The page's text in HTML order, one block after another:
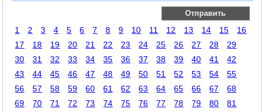
1 2 3 4 5 6 7 8 9 10 11 12 13 14 15
16
17
18 19 20 21 22 23 24 25 26 27 28
29
30
31 32 33 34 35 36 37 38 39 40 41
42
43
44 45 46 47 48 49 50 51 52 53 54
55
56
57 58 59 60 61 62 63 64 65 66 67
68
69
70 71 72 73 74 75 76 77 78 79 80
81